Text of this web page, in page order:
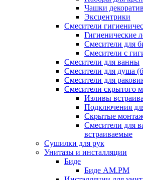
Чашки
Эксцентрики
Смесители
Гигиенические
Смесители для
Смесители с
Смесители для ванны
Смесители для душа
Смесители для
Смесители скрытого
Изливы
Подключения
Скрытые
Смесители для
встраиваемые
Сушилки для рук
Унитазы и инсталляции
Биде
Биде AM.PM